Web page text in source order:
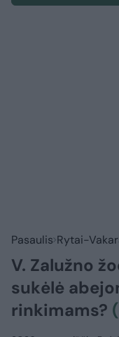
Pasaulis Rytai-
V. Zalužno
sukėlė
rinkimams?